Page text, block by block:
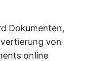
Dokumenten,
von
online